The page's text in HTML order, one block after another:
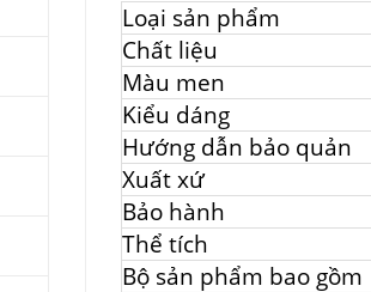
Loại sản phẩm
Chất liệu
Màu men
Kiểu dáng
Hướng dẫn bảo quản
Xuất xứ
Bảo hành
Thể tích
Bộ sản phẩm bao gồm